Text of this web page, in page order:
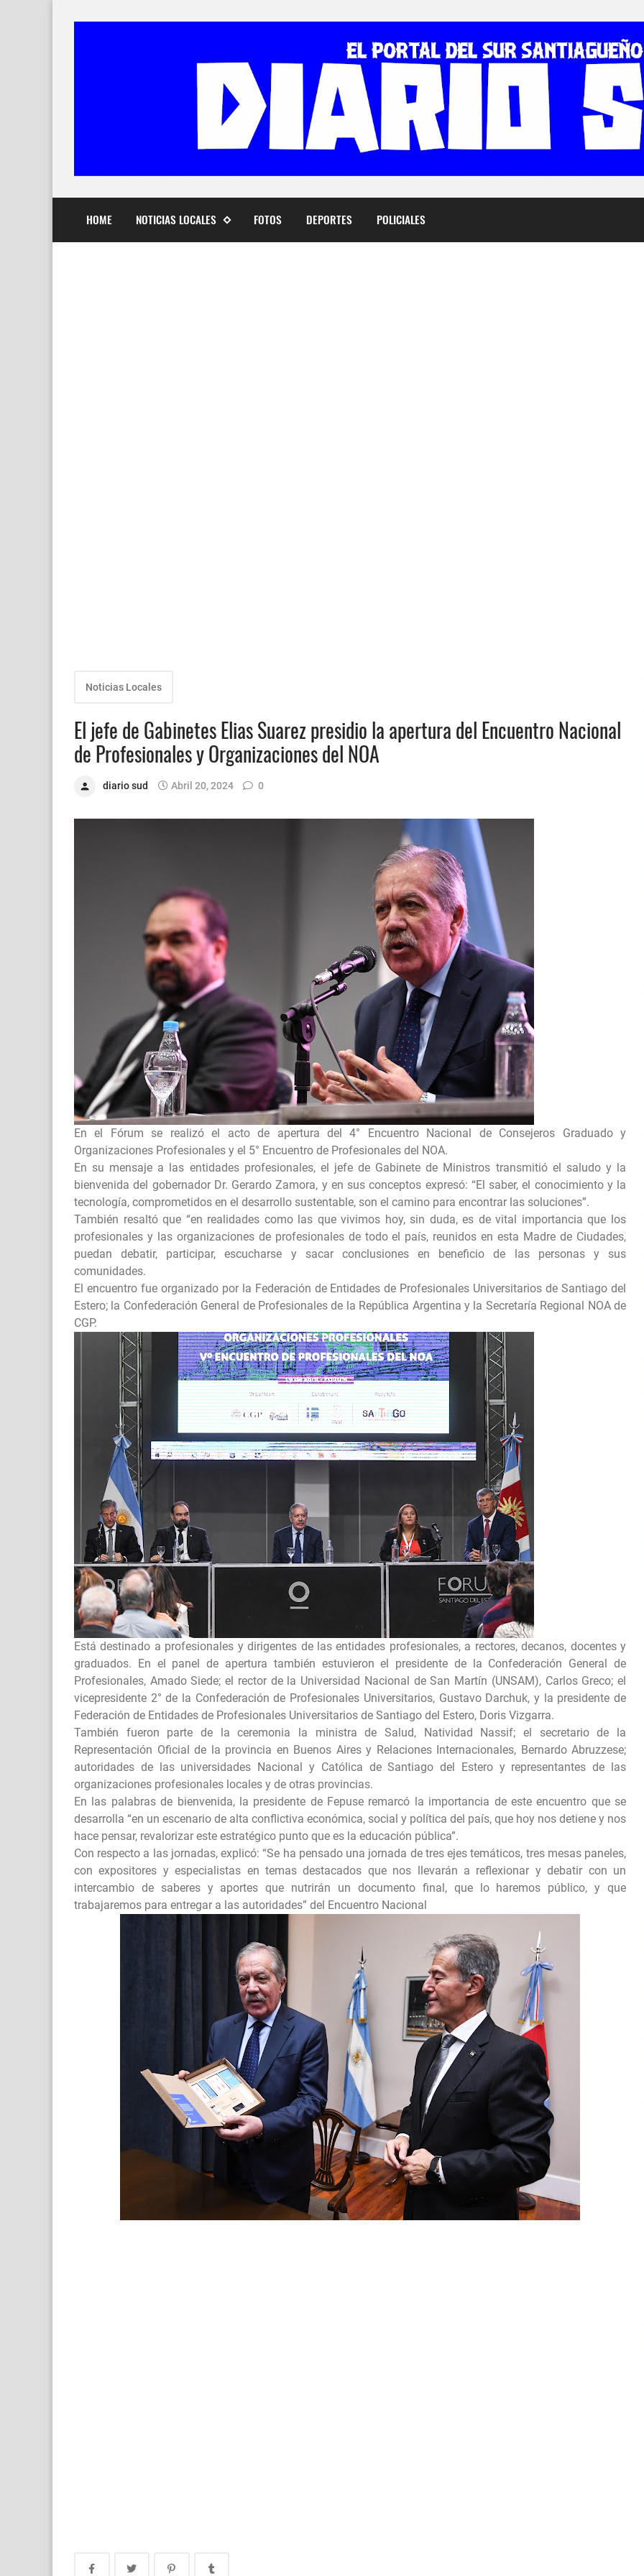
HOME NOTICIAS LOCALES FOTOS DEPORTES POLICIALES
Noticias Locales
El jefe de Gabinetes Elias Suarez presidio la apertura del Encuentro Nacional
de Profesionales y Organizaciones del NOA
diario sud Abril 20, 2024 0
En el Fórum se realizó el acto de apertura del 4° Encuentro Nacional de Consejeros Graduado y
Organizaciones Profesionales y el 5° Encuentro de Profesionales del NOA.
En su mensaje a las entidades profesionales, el jefe de Gabinete de Ministros transmitió el saludo y la
bienvenida del gobernador Dr. Gerardo Zamora, y en sus conceptos expresó: “El saber, el conocimiento y la
tecnología, comprometidos en el desarrollo sustentable, son el camino para encontrar las soluciones”.
También resaltó que “en realidades como las que vivimos hoy, sin duda, es de vital importancia que los
profesionales y las organizaciones de profesionales de todo el país, reunidos en esta Madre de Ciudades,
puedan debatir, participar, escucharse y sacar conclusiones en beneficio de las personas y sus
comunidades.
El encuentro fue organizado por la Federación de Entidades de Profesionales Universitarios de Santiago del
Estero; la Confederación General de Profesionales de la República Argentina y la Secretaría Regional NOA de
CGP.
Está destinado a profesionales y dirigentes de las entidades profesionales, a rectores, decanos, docentes y
graduados. En el panel de apertura también estuvieron el presidente de la Confederación General de
Profesionales, Amado Siede; el rector de la Universidad Nacional de San Martín (UNSAM), Carlos Greco; el
vicepresidente 2° de la Confederación de Profesionales Universitarios, Gustavo Darchuk, y la presidente de
Federación de Entidades de Profesionales Universitarios de Santiago del Estero, Doris Vizgarra.
También fueron parte de la ceremonia la ministra de Salud, Natividad Nassif; el secretario de la
Representación Oficial de la provincia en Buenos Aires y Relaciones Internacionales, Bernardo Abruzzese;
autoridades de las universidades Nacional y Católica de Santiago del Estero y representantes de las
organizaciones profesionales locales y de otras provincias.
En las palabras de bienvenida, la presidente de Fepuse remarcó la importancia de este encuentro que se
desarrolla “en un escenario de alta conflictiva económica, social y política del país, que hoy nos detiene y nos
hace pensar, revalorizar este estratégico punto que es la educación pública”.
Con respecto a las jornadas, explicó: “Se ha pensado una jornada de tres ejes temáticos, tres mesas paneles,
con expositores y especialistas en temas destacados que nos llevarán a reflexionar y debatir con un
intercambio de saberes y aportes que nutrirán un documento final, que lo haremos público, y que
trabajaremos para entregar a las autoridades” del Encuentro Nacional